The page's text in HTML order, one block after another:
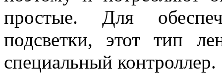
простые. Для
подсветки, этот тип
специальный контроллер.